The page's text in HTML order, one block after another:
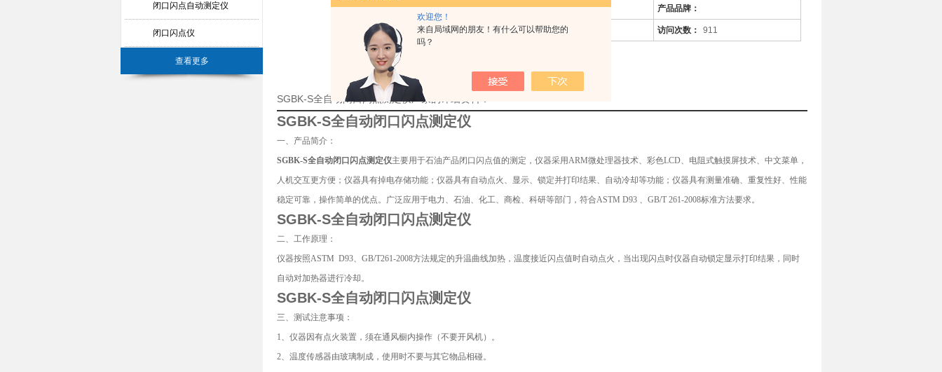
欢迎您！
来自局域网的朋友！有什么可以帮助您的
吗？
闭口闪点自动测定仪
闭口闪点仪
查看更多
厂商性质： 生产厂家 产品品牌：
产品厂地： 上海市 访问次数： 911
SGBK-S全自动闭口闪点测定仪厂家的详细资料：
SGBK-S全自动闭口闪点测定仪
一、产品简介：
SGBK-S全自动闭口闪点测定仪主要用于石油产品闭口闪点值的测定，仪器采用ARM微处理器技术、彩色LCD、电阻式触摸屏技术、中文菜单，
人机交互更方便；仪器具有掉电存储功能；仪器具有自动点火、显示、锁定并打印结果、自动冷却等功能；仪器具有测量准确、重复性好、性能
稳定可靠，操作简单的优点。广泛应用于电力、石油、化工、商检、科研等部门，符合ASTM D93 、GB/T 261-2008标准方法要求。
SGBK-S全自动闭口闪点测定仪
二、工作原理：
仪器按照ASTM D93、GB/T261-2008方法规定的升温曲线加热，温度接近闪点值时自动点火，当出现闪点时仪器自动锁定显示打印结果，同时
自动对加热器进行冷却。
SGBK-S全自动闭口闪点测定仪
三、测试注意事项：
1、仪器因有点火装置，须在通风橱内操作（不要开风机）。
2、温度传感器由玻璃制成，使用时不要与其它物品相碰。